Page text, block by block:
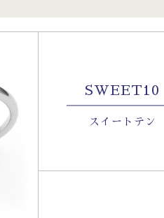
SWEET10
スイートテン